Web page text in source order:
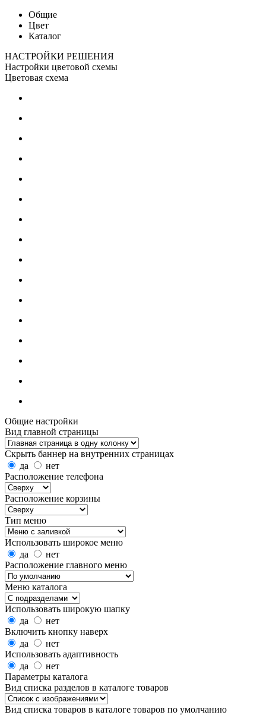
Общие
Цвет
Каталог
НАСТРОЙКИ РЕШЕНИЯ
Настройки цветовой схемы
Цветовая схема
Общие настройки
Вид главной страницы
Скрыть баннер на внутренних страницах
да
нет
Расположение телефона
Расположение корзины
Тип меню
Использовать широкое меню
да
нет
Расположение главного меню
Меню каталога
Использовать широкую шапку
да
нет
Включить кнопку наверх
да
нет
Использовать адаптивность
да
нет
Параметры каталога
Вид списка разделов в каталоге товаров
Вид списка товаров в каталоге товаров по умолчанию